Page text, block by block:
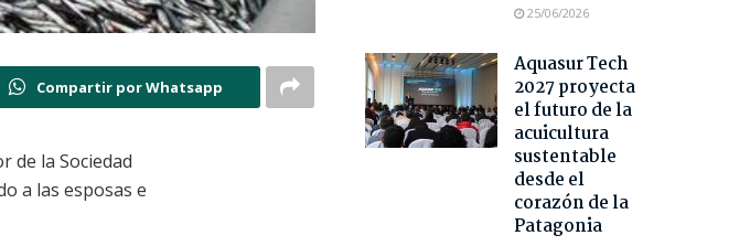
Compartir por Whatsapp
de la Sociedad
a las esposas e
25/06/2026
Aquasur Tech
2027 proyecta
el futuro de la
acuicultura
sustentable
desde el
corazón de la
Patagonia